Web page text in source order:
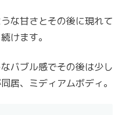
な甘さとその後に現れて
けます。
バブル感でその後は少し
居、ミディアムボディ。